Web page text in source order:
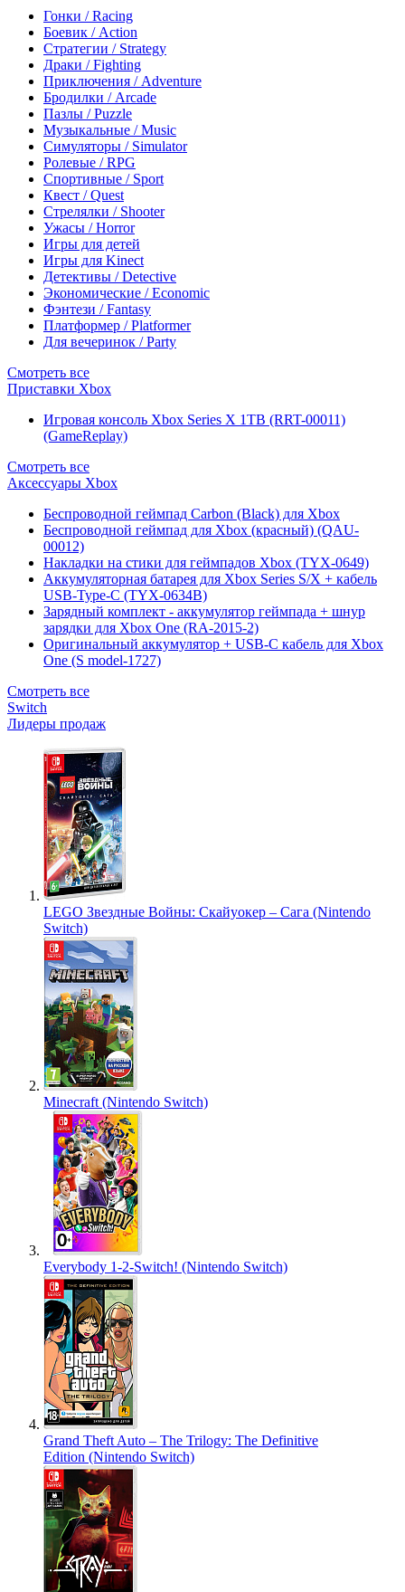
Гонки / Racing
Боевик / Action
Стратегии / Strategy
Драки / Fighting
Приключения / Adventure
Бродилки / Arcade
Пазлы / Puzzle
Музыкальные / Music
Симуляторы / Simulator
Ролевые / RPG
Спортивные / Sport
Квест / Quest
Стрелялки / Shooter
Ужасы / Horror
Игры для детей
Игры для Kinect
Детективы / Detective
Экономические / Economic
Фэнтези / Fantasy
Платформер / Platformer
Для вечеринок / Party
Смотреть все
Приставки Xbox
Игровая консоль Xbox Series X 1TB (RRT-00011)
(GameReplay)
Смотреть все
Аксессуары Xbox
Беспроводной геймпад Carbon (Black) для Xbox
Беспроводной геймпад для Xbox (красный) (QAU-
00012)
Накладки на стики для геймпадов Xbox (TYX-0649)
Аккумуляторная батарея для Xbox Series S/X + кабель
USB-Type-C (TYX-0634B)
Зарядный комплект - аккумулятор геймпада + шнур
зарядки для Xbox One (RA-2015-2)
Оригинальный аккумулятор + USB-C кабель для Xbox
One (S model-1727)
Смотреть все
Switch
Лидеры продаж
LEGO Звездные Войны: Скайуокер – Сага (Nintendo
Switch)
Minecraft (Nintendo Switch)
Everybody 1-2-Switch! (Nintendo Switch)
Grand Theft Auto – The Trilogy: The Definitive
Edition (Nintendo Switch)